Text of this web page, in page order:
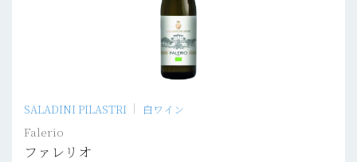
SALADINI PILASTRI 白ワイン
Falerio
ファレリオ